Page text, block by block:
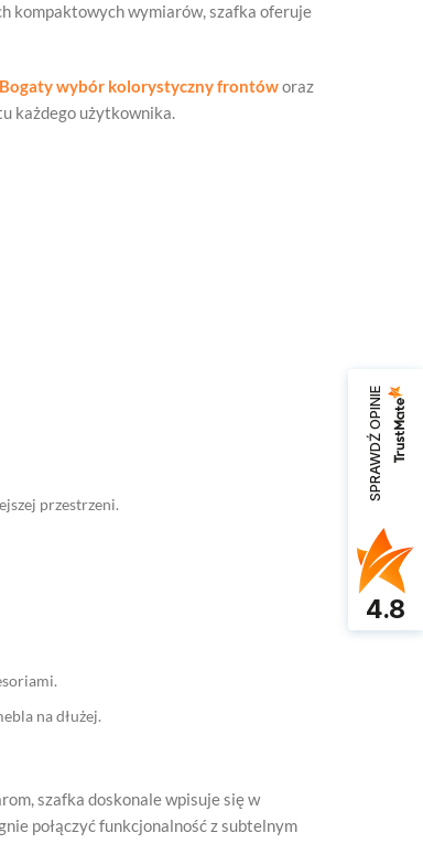
kompaktowych wymiarów, szafka oferuje
Bogaty wybór kolorystyczny frontóworaz
każdego użytkownika.
przestrzeni.
na dłużej.
szafka doskonale wpisuje się w
połączyć funkcjonalność z subtelnym
SPRAWDŹ OPINIE
4.8